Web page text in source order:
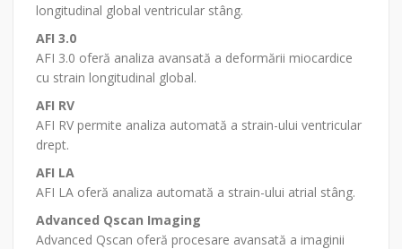
longitudinal global ventricular stâng.
AFI 3.0
AFI 3.0 oferă analiza avansată a deformării miocardice
cu strain longitudinal global.
AFI RV
AFI RV permite analiza automată a strain-ului ventricular
drept.
AFI LA
AFI LA oferă analiza automată a strain-ului atrial stâng.
Advanced Qscan Imaging
Advanced Qscan oferă procesare avansată a imaginii